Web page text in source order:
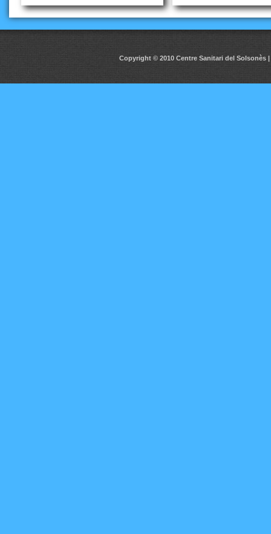
Copyright © 2010 Centre Sanitari del Solsonès